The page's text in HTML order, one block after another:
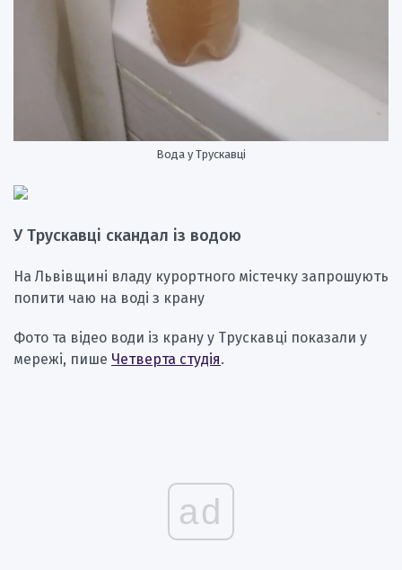
Вода у Трускавці
У Трускавці скандал із водою
На Львівщині владу курортного містечку запрошують
попити чаю на воді з крану
Фото та відео води із крану у Трускавці показали у
мережі, пише Четверта студія.
ad